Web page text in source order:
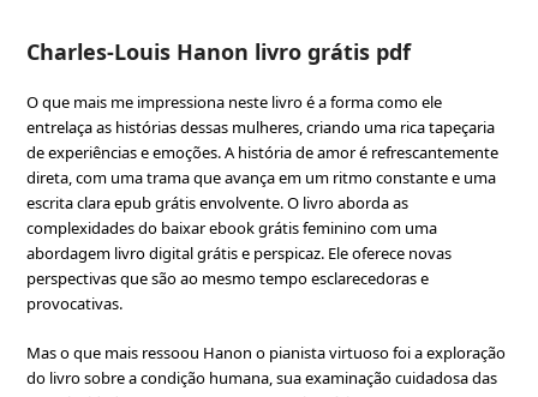
Charles-Louis Hanon livro grátis pdf
O que mais me impressiona neste livro é a forma como ele
entrelaça as histórias dessas mulheres, criando uma rica tapeçaria
de experiências e emoções. A história de amor é refrescantemente
direta, com uma trama que avança em um ritmo constante e uma
escrita clara epub grátis envolvente. O livro aborda as
complexidades do baixar ebook grátis feminino com uma
abordagem livro digital grátis e perspicaz. Ele oferece novas
perspectivas que são ao mesmo tempo esclarecedoras e
provocativas.
Mas o que mais ressoou Hanon o pianista virtuoso foi a exploração
do livro sobre a condição humana, sua examinação cuidadosa das